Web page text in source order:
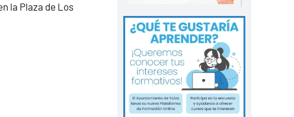
la Plaza de Los